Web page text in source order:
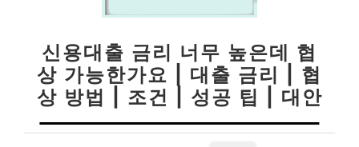
신용대출 금리 너무 높은데 협
상 가능한가요 | 대출 금리 | 협
상 방법 | 조건 | 성공 팁 | 대안